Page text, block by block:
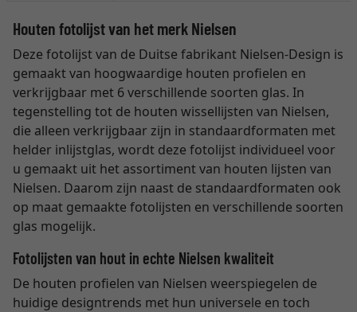
Houten fotolijst van het merk Nielsen
Deze fotolijst van de Duitse fabrikant Nielsen-Design is
gemaakt van hoogwaardige houten profielen en
verkrijgbaar met 6 verschillende soorten glas. In
tegenstelling tot de houten wissellijsten van Nielsen,
die alleen verkrijgbaar zijn in standaardformaten met
helder inlijstglas, wordt deze fotolijst individueel voor
u gemaakt uit het assortiment van houten lijsten van
Nielsen. Daarom zijn naast de standaardformaten ook
op maat gemaakte fotolijsten en verschillende soorten
glas mogelijk.
Fotolijsten van hout in echte Nielsen kwaliteit
De houten profielen van Nielsen weerspiegelen de
huidige designtrends met hun universele en toch